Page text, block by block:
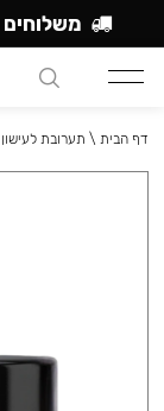
דף הבית \ תערובת לעישון
משלוחים